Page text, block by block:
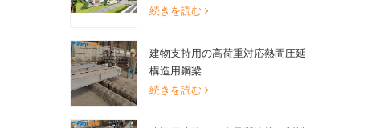
続きを読む
建物支持用の高荷重対応熱間圧延
構造用鋼梁
続きを読む